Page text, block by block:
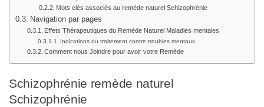
Mots clés associés au remède naturel Schizophrénie
Navigation par pages
Effets Thérapeutiques du Remède Naturel Maladies mentales
Indications du traitement contre troubles mentaux
Comment nous Joindre pour avoir votre Remède
Schizophrénie remède naturel
Schizophrénie